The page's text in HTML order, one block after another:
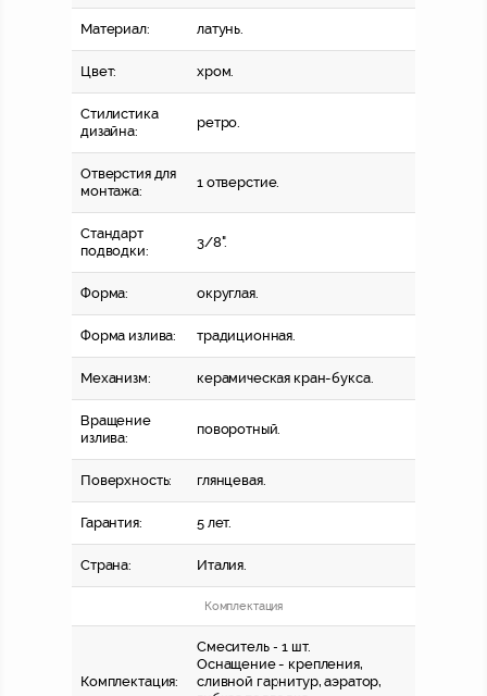
Материал: латунь.
Цвет: хром.
Стилистика
дизайна:
ретро.
Отверстия для
монтажа:
1 отверстие.
Стандарт
подводки:
3/8".
Форма: округлая.
Форма излива: традиционная.
Механизм: керамическая кран-букса.
Вращение
излива:
поворотный.
Поверхность: глянцевая.
Гарантия: 5 лет.
Страна: Италия.
Комплектация
Комплектация:
Смеситель - 1 шт.
Оснащение - крепления,
сливной гарнитур, аэратор,